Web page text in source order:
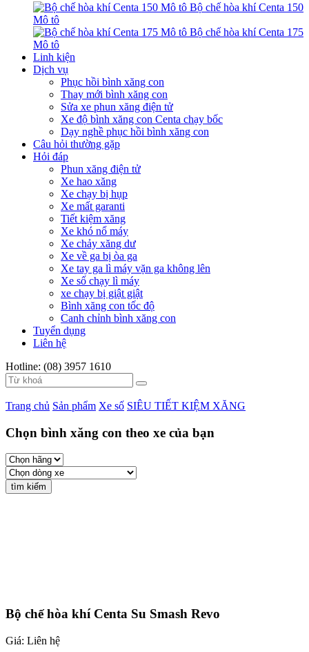
Bộ chế hòa khí Centa 150
Mô tô
Bộ chế hòa khí Centa 175
Mô tô
Linh kiện
Dịch vụ
Phục hồi bình xăng con
Thay mới bình xăng con
Sửa xe phun xăng điện tử
Xe độ bình xăng con Centa chạy bốc
Dạy nghề phục hồi bình xăng con
Câu hỏi thường gặp
Hỏi đáp
Phun xăng điện tử
Xe hao xăng
Xe chạy bị hụp
Xe mất garanti
Tiết kiệm xăng
Xe khó nổ máy
Xe chảy xăng dư
Xe về ga bị òa ga
Xe tay ga lì máy vặn ga không lên
Xe số chạy lì máy
xe chạy bị giật giật
Bình xăng con tốc độ
Canh chỉnh bình xăng con
Tuyển dụng
Liên hệ
Hotline: (08) 3957 1610
Trang chủ Sản phẩm Xe số SIÊU TIẾT KIỆM XĂNG
Chọn bình xăng con theo xe của bạn
Bộ chế hòa khí Centa Su Smash Revo
Giá: Liên hệ